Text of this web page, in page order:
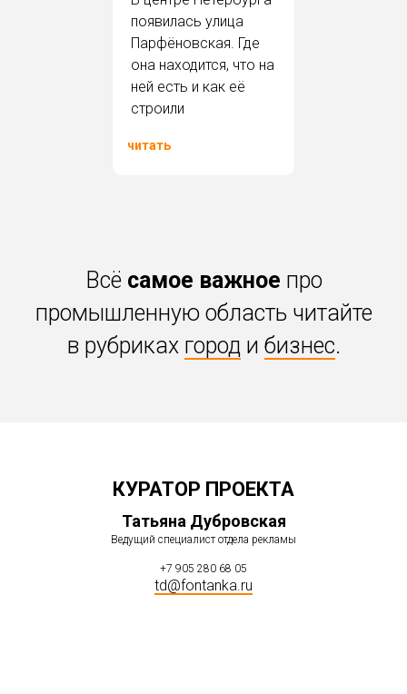
появилась улица
Парфёновская. Где
она находится, что на
ней есть и как её
строили
читать
Всё самое важное про
промышленную область читайте
в рубриках городи бизнес.
КУРАТОР ПРОЕКТА
Татьяна Дубровская
Ведущий специалист отдела рекламы
+7 905 280 68 05
td@fontanka.ru